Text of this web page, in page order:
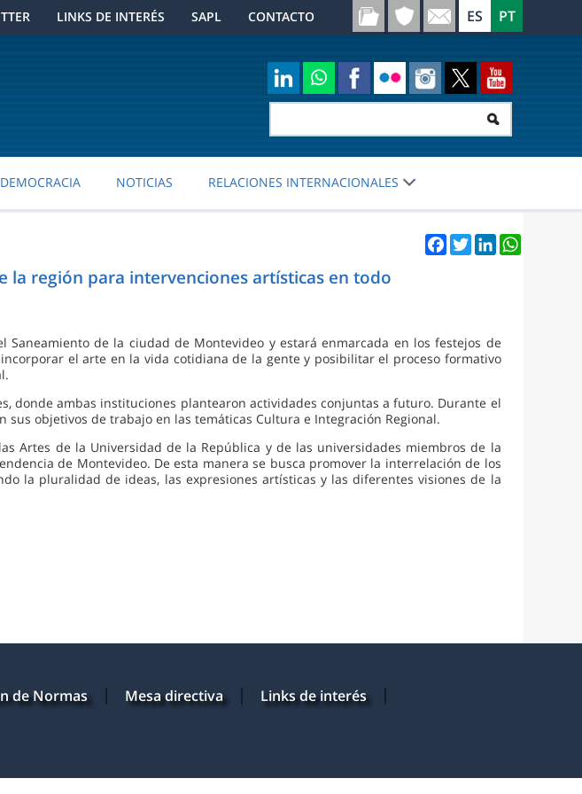
LINKS DE INTERÉS SAPL CONTACTO
NOTICIAS RELACIONES INTERNACIONALES
Facebook
TwitterLinkedInWhatsApp
la región para intervenciones artísticas en todo
de la ciudad de Montevideo y estará enmarcada en los festejos de
el arte en la vida cotidiana de la gente y posibilitar el proceso formativo
donde ambas instituciones plantearon actividades conjuntas a futuro. Durante el
sus objetivos de trabajo en las temáticas Cultura e Integración Regional.
Artes de la Universidad de la República y de las universidades miembros de la
de Montevideo. De esta manera se busca promover la interrelación de los
la pluralidad de ideas, las expresiones artísticas y las diferentes visiones de la
de Normas Mesa directiva
Links de interés